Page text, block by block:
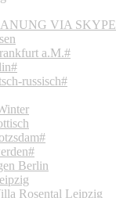
VIA SKYPE
a.M.#
russisch#
Berlin
Rosental Leipzig